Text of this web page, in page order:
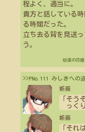
程よく、適当に。
貴方と話している
る時間だった。
立ち去る背を見送
う。
砂漠の花畑
>>PNo.111 みしきへの
新藤
「そう
っく
新藤
「それ